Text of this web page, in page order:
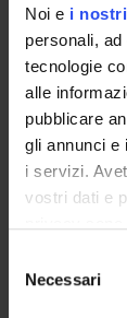
Noi e i
personali,
tecnologie
alle
pubblicare
gli annunci e
i servizi.
vostri dati e
modificare o
momento
delNecessari
Come
Piani
Bacheca
Organi
Rete
OFFERTA
CORSI DI